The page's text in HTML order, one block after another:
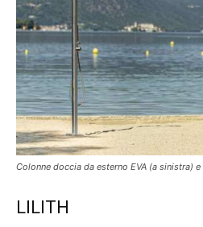
Colonne doccia da esterno EVA (a sinistra) e
LILITH